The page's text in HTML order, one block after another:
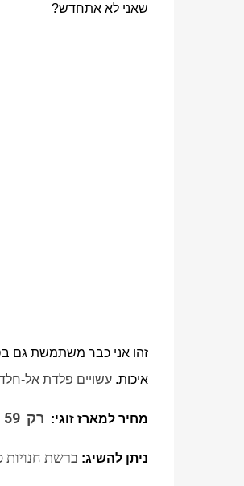
שאני לא אתחדש?
זהו אני כבר משתמשת גם
איכות. עשויים פלדת אל-
מחיר למארז זוגי: רק 59 ₪
ניתן להשיג: ברשת חנויות